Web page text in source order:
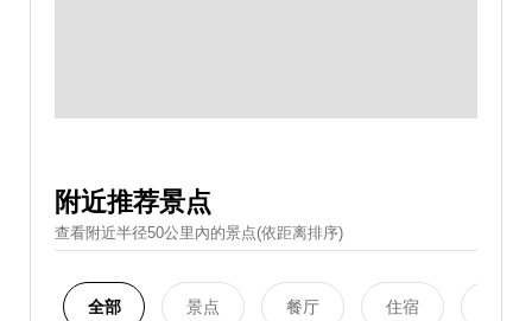
附近推荐景点
查看附近半径50公里內的景点(依距离排序)
全部 景点 餐厅 住宿